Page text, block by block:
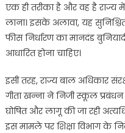
एक ही तरीका है और वह है
लाना। इसके अलावा, यह
फीस निर्धारण का मानदंड
आधारित होना चाहिए।
इसी तरह, राज्य बाल अधिकार
गीता खन्ना ने निजी स्कूल
घोषित और लागू की जा रही
इस मामले पर शिक्षा विभाग के